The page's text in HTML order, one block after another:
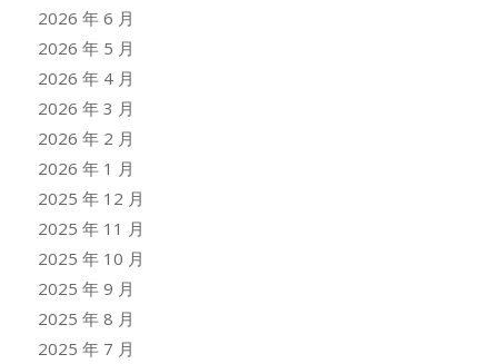
2026 年 6 月
2026 年 5 月
2026 年 4 月
2026 年 3 月
2026 年 2 月
2026 年 1 月
2025 年 12 月
2025 年 11 月
2025 年 10 月
2025 年 9 月
2025 年 8 月
2025 年 7 月